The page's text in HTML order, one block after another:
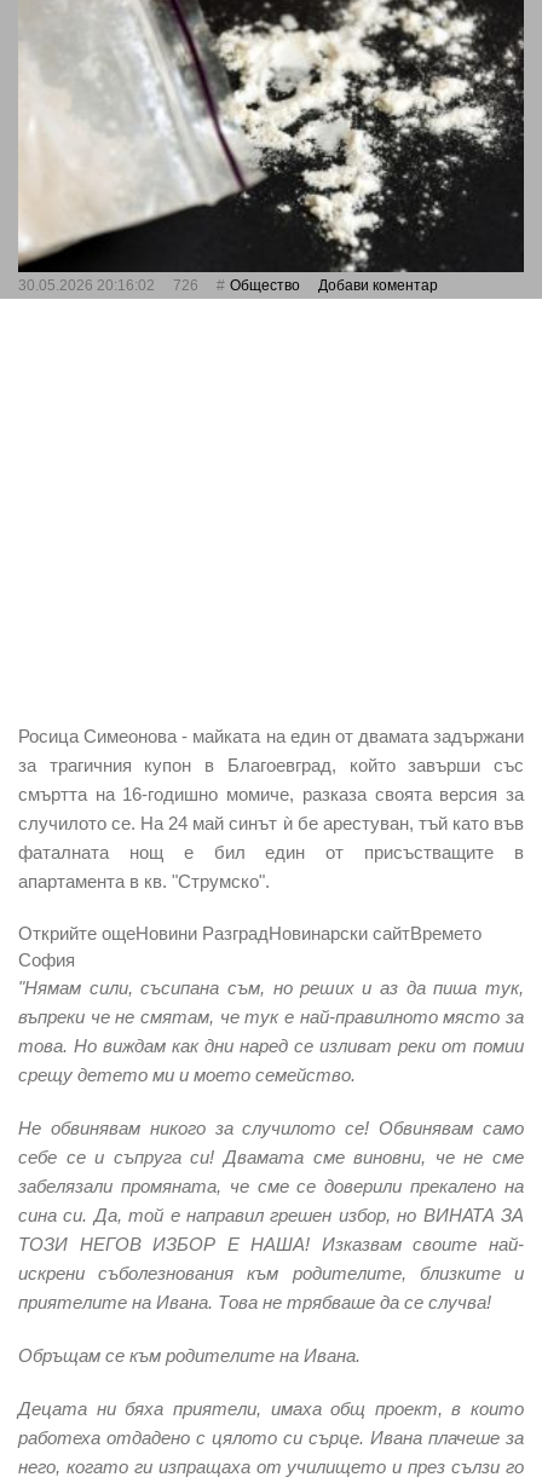
30.05.2026 20:16:02 726 Общество Добави коментар
Росица Симеонова - майката на един от двамата задържани
за трагичния купон в Благоевград, който завърши със
смъртта на 16-годишно момиче, разказа своята версия за
случилото се. На 24 май синът ѝ бе арестуван, тъй като във
фаталната нощ е бил един от присъстващите в
апартамента в кв. "Струмско".
Открийте ощеНовини РазградНовинарски сайтВремето
София
"Нямам сили, съсипана съм, но реших и аз да пиша тук,
въпреки че не смятам, че тук е най-правилното място за
това. Но виждам как дни наред се изливат реки от помии
срещу детето ми и моето семейство.
Не обвинявам никого за случилото се! Обвинявам само
себе се и съпруга си! Двамата сме виновни, че не сме
забелязали промяната, че сме се доверили прекалено на
сина си. Да, той е направил грешен избор, но ВИНАТА ЗА
ТОЗИ НЕГОВ ИЗБОР Е НАША! Изказвам своите най-
искрени съболезнования към родителите, близките и
приятелите на Ивана. Това не трябваше да се случва!
Обръщам се към родителите на Ивана.
Децата ни бяха приятели, имаха общ проект, в които
работеха отдадено с цялото си сърце. Ивана плачеше за
него, когато ги изпращаха от училището и през сълзи го